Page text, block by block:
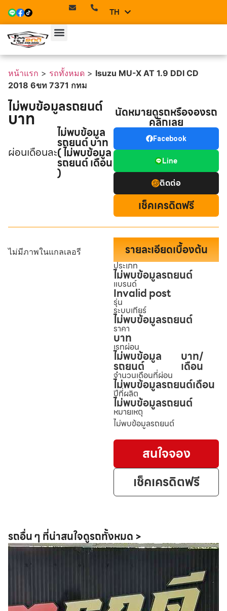
TH
EN
หน้าแรก > รถทั้งหมด > Isuzu MU-X AT 1.9 DDI CD
2018 6ขท 7371 กทม
ไม่พบข้อมูลรถยนต์
บาท
ผ่อนเดือนละ
ไม่พบข้อมูล
รถยนต์ บาท
( ไม่พบข้อมูล
รถยนต์ เดือน
)
นัดหมายดูรถหรือจองรถ
คลิกเลย
Facebook
Line
ติดต่อ
เช็คเครดิตฟรี
ไม่มีภาพในแกลเลอรี รายละเอียดเบื้องต้น
ประเภท
ไม่พบข้อมูลรถยนต์
แบรนด์
Invalid post
รุ่น
ระบบเกียร์
ไม่พบข้อมูลรถยนต์
ราคา
บาท
เรทผ่อน
ไม่พบข้อมูล
รถยนต์
บาท/
เดือน
จำนวนเดือนที่ผ่อน
ไม่พบข้อมูลรถยนต์เดือน
ปีที่ผลิต
ไม่พบข้อมูลรถยนต์
หมายเหตุ
ไม่พบข้อมูลรถยนต์
สนใจจอง
เช็คเครดิตฟรี
รถอื่น ๆ ที่น่าสนใจดูรถทั้งหมด >